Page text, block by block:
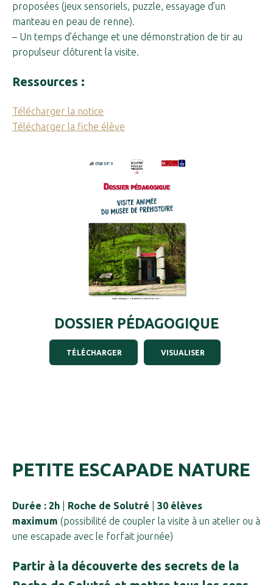
proposées (jeux sensoriels, puzzle, essayage d’un
manteau en peau de renne).
– Un temps d’échange et une démonstration de tir au
propulseur clôturent la visite.
Ressources :
Télécharger la notice
Télécharger la fiche élève
DOSSIER PÉDAGOGIQUE
TÉLÉCHARGER VISUALISER
PETITE ESCAPADE NATURE
Durée : 2h Roche de Solutré
30 élèves
maximum (possibilité de coupler la visite à un atelier ou à
une escapade avec le forfait journée)
Partir à la découverte des secrets de la